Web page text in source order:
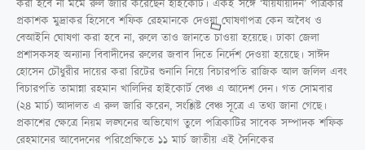
করা হবে না মর্মে রুল জারি করেছেন হাইকোর্ট। একই সঙ্গে ‘যায়যায়দিন’ পত্রিকার
প্রকাশক মুদ্রাকর হিসেবে শফিক রেহমানকে দেওয়া ঘোষণাপত্র কেন অবৈধ ও
বেআইনি ঘোষণা করা হবে না, রুলে তাও জানতে চাওয়া হয়েছে। ঢাকা জেলা
প্রশাসকসহ অন্যান্য বিবাদীদের রুলের জবাব দিতে নির্দেশ দেওয়া হয়েছে। সাঈদ
হোসেন চৌধুরীর দায়ের করা রিটের শুনানি নিয়ে বিচারপতি রাজিক আল জলিল এবং
বিচারপতি তামান্না রহমান খালিদির হাইকোর্ট বেঞ্চ এ আদেশ দেন। গত সোমবার
(২৪ মার্চ) আদালত এ রুল জারি করেন, সংশ্লিষ্ট বেঞ্চ সূত্রে এ তথ্য জানা গেছে।
প্রকাশের ক্ষেত্রে নিয়ম লঙ্ঘনের অভিযোগ তুলে পত্রিকাটির সাবেক সম্পাদক শফিক
রেহমানের আবেদনের পরিপ্রেক্ষিতে ১১ মার্চ জাতীয় এই দৈনিকের